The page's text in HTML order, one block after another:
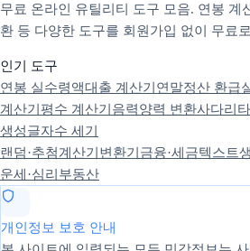
무료 온라인 유틸리티 도구 모음. 연봉 계
환 등 다양한 도구를 회원가입 없이 무료
인기 도구
연봉 실수령액대출 계산기 연말정산 환급
계산기 평수 계산기 음력양력 변환사다리타
생성글자수 세기
랜덤·추첨계산기 변환기 금융·세금텍스트
운세·심리 부동산
개인정보 보호 안내